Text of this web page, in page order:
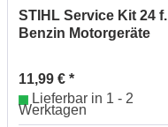
STIHL Service Kit 24 f.
Benzin Motorgeräte
11,99 € *
Lieferbar in 1 - 2
Werktagen